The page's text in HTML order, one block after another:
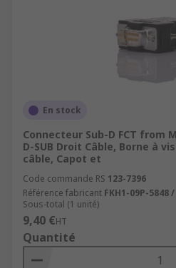
En stock
Connecteur Sub-D FCT from
D-SUB Droit Câble, Borne à
câble, Capot et
Code commande RS 123-7396
Référence fabricant FKH1-09P-5848
Sous-total (1 unité)
9,40 €HT
Quantité